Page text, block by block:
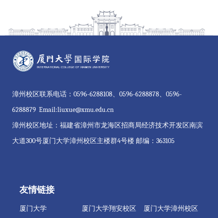
漳州校区联系电话：0596-6288108、0596-6288878、0596-
6288879 Email:liuxue@xmu.edu.cn
漳州校区地址：福建省漳州市龙海区招商局经济技术开发区南滨
大道300号厦门大学漳州校区主楼群4号楼 邮编：363105
友情链接
厦门大学 厦门大学翔安校区 厦门大学漳州校区